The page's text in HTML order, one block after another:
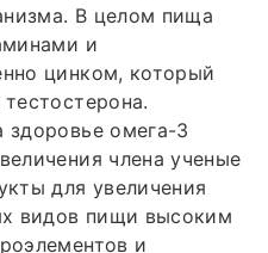
В целом пища
и
цинком, который
здоровье омега-3
члена ученые
для увеличения
видов пищи высоким
и